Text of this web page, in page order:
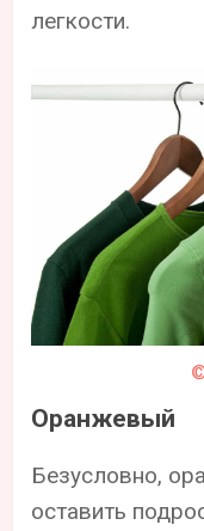
легкости.
Оранжевый
Безусловно,
оставить